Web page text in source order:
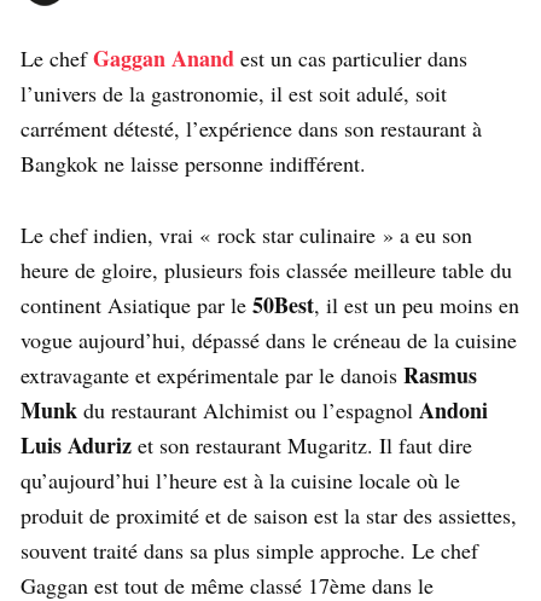
Le chefGaggan Anand est un cas particulier dans
l’univers de la gastronomie, il est soit adulé, soit
carrément détesté, l’expérience dans son restaurant à
Bangkok ne laisse personne indifférent.
Le chef indien, vrai « rock star culinaire » a eu son
heure de gloire, plusieurs fois classée meilleure table du
continent Asiatique par le 50Best, il est un peu moins en
vogue aujourd’hui, dépassé dans le créneau de la cuisine
extravagante et expérimentale par le danois Rasmus
Munk du restaurant Alchimist ou l’espagnol Andoni
Luis Aduriz et son restaurant Mugaritz. Il faut dire
qu’aujourd’hui l’heure est à la cuisine locale où le
produit de proximité et de saison est la star des assiettes,
souvent traité dans sa plus simple approche. Le chef
Gaggan est tout de même classé 17ème dans le